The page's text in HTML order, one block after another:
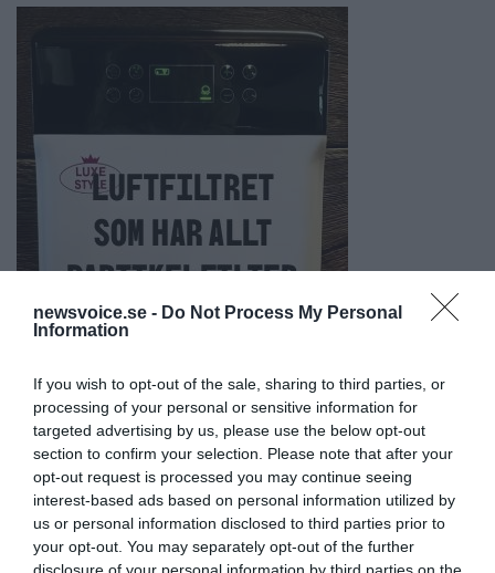
newsvoice.se - Do Not Process My Personal
Information
If you wish to opt-out of the sale, sharing to third parties, or
processing of your personal or sensitive information for
targeted advertising by us, please use the below opt-out
section to confirm your selection. Please note that after your
opt-out request is processed you may continue seeing
interest-based ads based on personal information utilized by
us or personal information disclosed to third parties prior to
your opt-out. You may separately opt-out of the further